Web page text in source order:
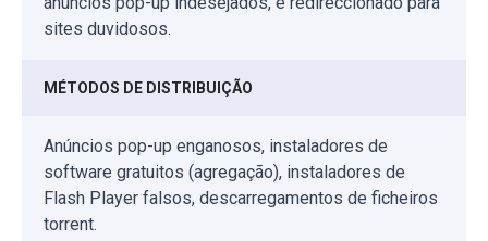
sites duvidosos.
MÉTODOS DE DISTRIBUIÇÃO
Anúncios pop-up enganosos, instaladores de
software gratuitos (agregação), instaladores de
Flash Player falsos, descarregamentos de ficheiros
torrent.